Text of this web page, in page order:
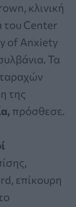
κλινική
του Center
of Anxiety
Τα
της
πρόσθεσε.
επίκουρη